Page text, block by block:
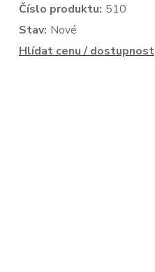
Číslo produktu: 510
Stav: Nové
Hlídat cenu / dostupnost